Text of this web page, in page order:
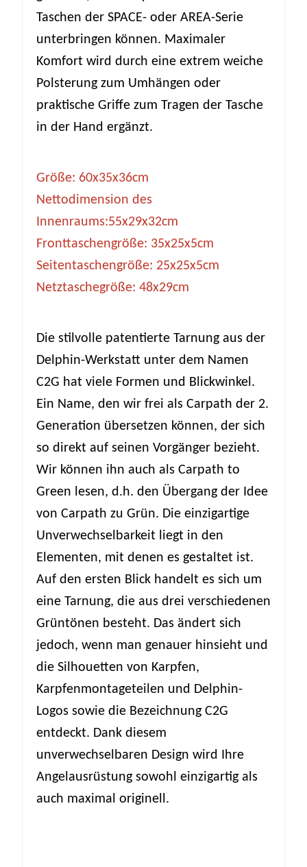
Taschen der SPACE- oder AREA-Serie
unterbringen können. Maximaler
Komfort wird durch eine extrem weiche
Polsterung zum Umhängen oder
praktische Griffe zum Tragen der Tasche
in der Hand ergänzt.
Größe: 60x35x36cm
Nettodimension des
Innenraums:55x29x32cm
Fronttaschengröße: 35x25x5cm
Seitentaschengröße: 25x25x5cm
Netztaschegröße: 48x29cm
Die stilvolle patentierte Tarnung aus der
Delphin-Werkstatt unter dem Namen
C2G hat viele Formen und Blickwinkel.
Ein Name, den wir frei als Carpath der 2.
Generation übersetzen können, der sich
so direkt auf seinen Vorgänger bezieht.
Wir können ihn auch als Carpath to
Green lesen, d.h. den Übergang der Idee
von Carpath zu Grün. Die einzigartige
Unverwechselbarkeit liegt in den
Elementen, mit denen es gestaltet ist.
Auf den ersten Blick handelt es sich um
eine Tarnung, die aus drei verschiedenen
Grüntönen besteht. Das ändert sich
jedoch, wenn man genauer hinsieht und
die Silhouetten von Karpfen,
Karpfenmontageteilen und Delphin-
Logos sowie die Bezeichnung C2G
entdeckt. Dank diesem
unverwechselbaren Design wird Ihre
Angelausrüstung sowohl einzigartig als
auch maximal originell.